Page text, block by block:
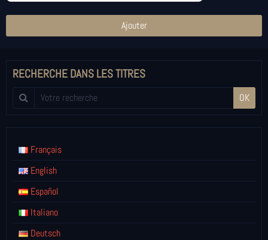
Ajouter
RECHERCHE DANS LES TITRES
OK
Français
English
Español
Italiano
Deutsch